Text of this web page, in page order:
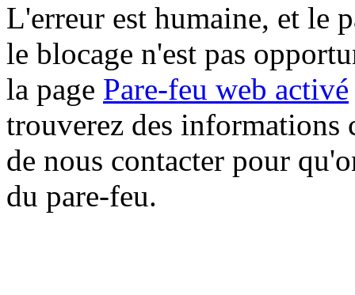
L'erreur est humaine, et le
le blocage n'est pas
la page Pare-feu web activé
trouverez des informations
de nous contacter pour
du pare-feu.